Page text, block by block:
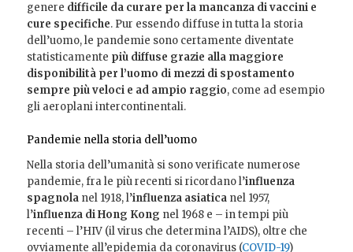
genere difficile da curare per la mancanza di vaccini e
cure specifiche. Pur essendo diffuse in tutta la storia
dell’uomo, le pandemie sono certamente diventate
statisticamente più diffuse grazie alla maggiore
disponibilità per l’uomo di mezzi di spostamento
sempre più veloci e ad ampio raggio, come ad esempio
gli aeroplani intercontinentali.
Pandemie nella storia dell’uomo
Nella storia dell’umanità si sono verificate numerose
pandemie, fra le più recenti si ricordano l’influenza
spagnola nel 1918, l’influenza asiatica nel 1957,
l’influenza di Hong Kong nel 1968 e – in tempi più
recenti – l’HIV (il virus che determina l’AIDS), oltre che
ovviamente all’epidemia da coronavirus (COVID-19)